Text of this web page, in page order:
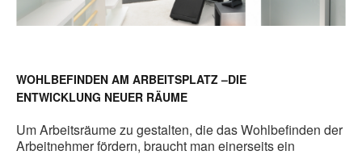
WOHLBEFINDEN AM ARBEITSPLATZ –DIE
ENTWICKLUNG NEUER RÄUME
Um Arbeitsräume zu gestalten, die das Wohlbefinden der
Arbeitnehmer fördern, braucht man einerseits ein